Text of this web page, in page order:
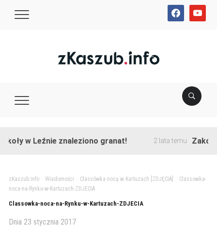
facebookyoutube
w Leźnie znaleziono granat! 2 lata temu
zKaszub.info> Wiadomości Classówka nocą w Kartuzach [ZDJĘCIA]
Classowka-
noca-na-Rynku-w-Kartuzach-ZDJECIA
Classowka-noca-na-Rynku-w-Kartuzach-ZDJECIA
Dnia 23 stycznia 2017